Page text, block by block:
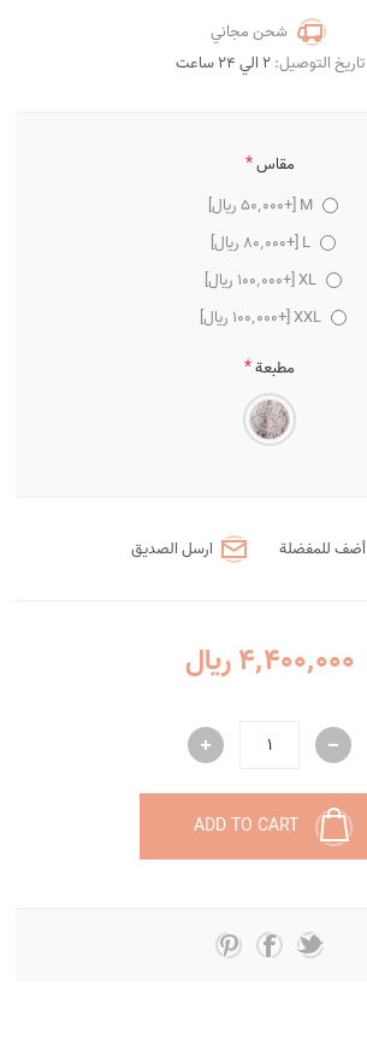
شحن مجاني
تاريخ التوصيل: 2 الي 24 ساعت
مقاس*
M [+50٬000 ریال]
L [+80٬000 ریال]
XL [+100٬000 ریال]
XXL [+100٬000 ریال]
مطبعة*
أضف للمفضلة ارسل الصديق
4٬400٬000 ریال
ADD TO CART